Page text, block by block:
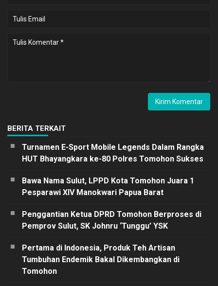
BERITA TERKAIT
Turnamen E-Sport Mobile Legends Dalam Rangka
HUT Bhayangkara ke-80 Polres Tomohon Sukses
Bawa Nama Sulut, LPPD Kota Tomohon Juara 1
Pesparawi XIV Manokwari Papua Barat
Penggantian Ketua DPRD Tomohon Berproses di
Pemprov Sulut, SK Johnru ‘Tunggu’ YSK
Pertama di Indonesia, Produk Teh Artisan
Tumbuhan Endemik Bakal Dikembangkan di
Tomohon